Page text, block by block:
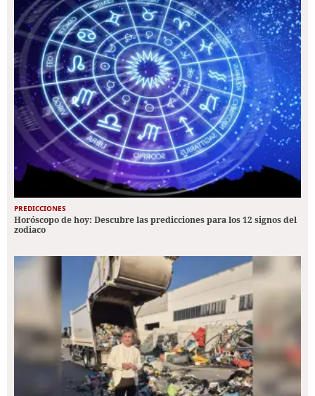
PREDICCIONES
Horóscopo de hoy: Descubre las predicciones para los 12 signos del
zodiaco